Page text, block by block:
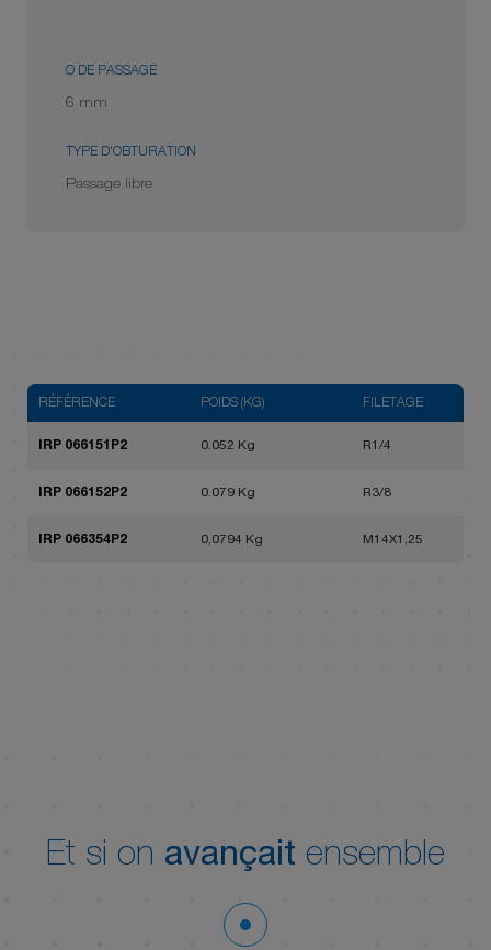
Ø DE PASSAGE
6 mm
TYPE D'OBTURATION
Passage libre
RÉFÉRENCE POIDS (KG) FILETAGE
IRP 066151P2 0.052 Kg R1/4
IRP 066152P2 0.079 Kg R3/8
IRP 066354P2 0,0794 Kg M14X1,25
Et si on avançait ensemble